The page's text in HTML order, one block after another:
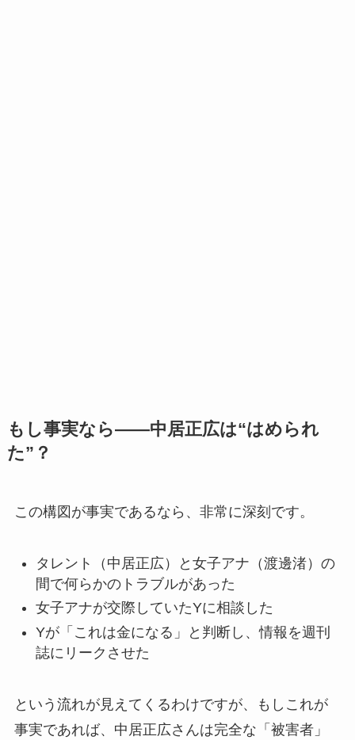
もし事実なら――中居正広は“はめられ
た”？
この構図が事実であるなら、非常に深刻です。
タレント（中居正広）と女子アナ（渡邊渚）の
間で何らかのトラブルがあった
女子アナが交際していたYに相談した
Yが「これは金になる」と判断し、情報を週刊
誌にリークさせた
という流れが見えてくるわけですが、もしこれが
事実であれば、中居正広さんは完全な「被害者」